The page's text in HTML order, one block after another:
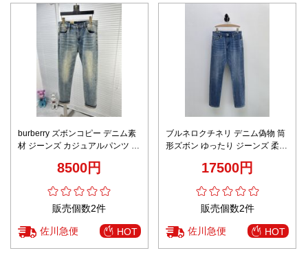
burberry ズボンコピー デニム素
材 ジーンズ カジュアルパンツ ズ
8500円
販売個数2件
佐川急便 HOT
ブルネロクチネリ デニム偽物 筒
形ズボン ゆったり ジーンズ 柔ら
17500円
販売個数2件
佐川急便 HOT